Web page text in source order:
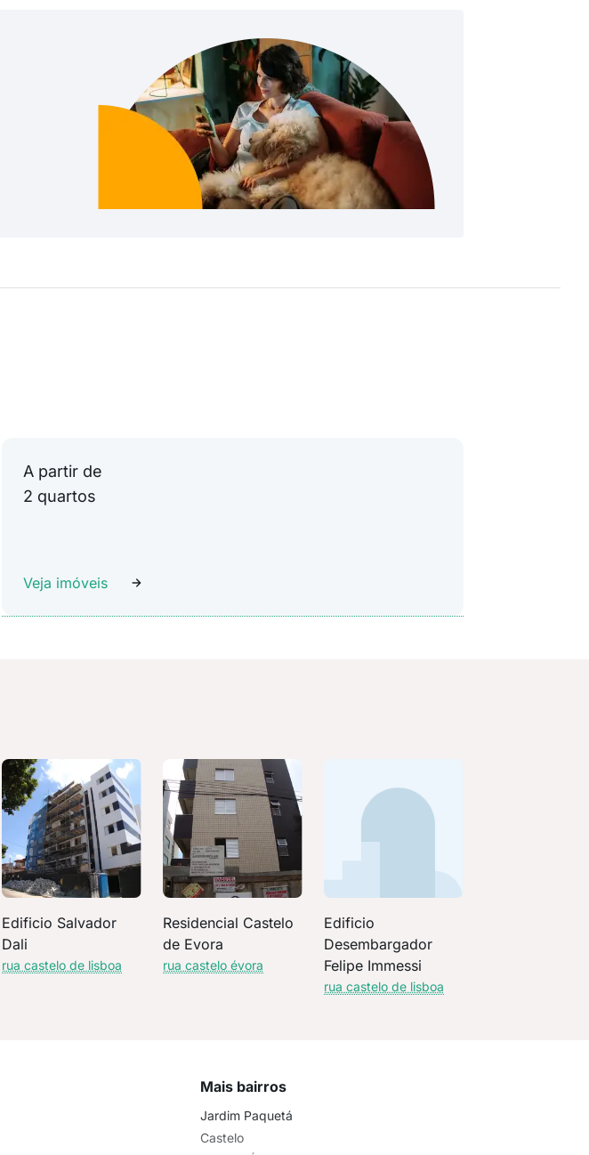
A partir de
2 quartos
Veja imóveis
Edificio Salvador
Dali
rua castelo de lisboa
Residencial Castelo
de Evora
rua castelo évora
Edificio
Desembargador
Felipe Immessi
rua castelo de lisboa
Mais bairros
Jardim Paquetá
Castelo